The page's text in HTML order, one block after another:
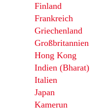
Finland
Frankreich
Griechenland
Großbritannien
Hong Kong
Indien (Bharat)
Italien
Japan
Kamerun